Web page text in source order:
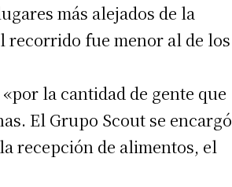
más alejados de la
recorrido fue menor al de los
la cantidad de gente que
El Grupo Scout se encargó
recepción de alimentos, el